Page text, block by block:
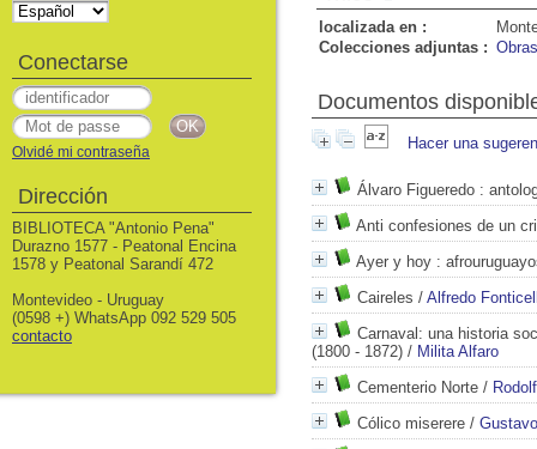
localizada en :
Colecciones adjuntas :
Documentos
Hacer una
Álvaro Figueredo :
Anti confesiones de un
Ayer y hoy :
Caireles / Alfredo
Carnaval: una historia
(1800 - 1872) / Milita Alfaro
Cementerio Norte /
Cólico miserere /
Conectarse
Olvidé mi contraseña
Dirección
BIBLIOTECA "Antonio Pena"
Durazno 1577 - Peatonal Encina
1578 y Peatonal Sarandí 472
Montevideo - Uruguay
(0598 +) WhatsApp 092 529 505
contacto